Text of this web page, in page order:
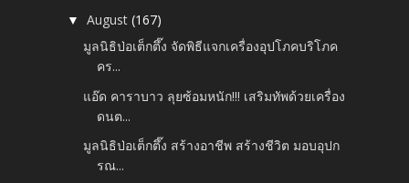
▼August(167)
มูลนิธิป่อเต็กตึ๊ง จัดพิธีแจกเครื่องอุปโภคบริโภค
คร...
แอ๊ด คาราบาว ลุยซ้อมหนัก!!! เสริมทัพด้วยเครื่อง
ดนต...
มูลนิธิป่อเต็กตึ๊ง สร้างอาชีพ สร้างชีวิต มอบอุปก
รณ...